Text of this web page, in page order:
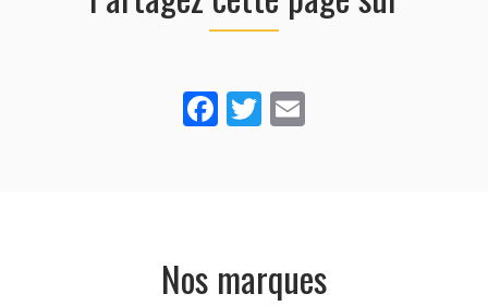
Facebook
Twitter
Nos marques